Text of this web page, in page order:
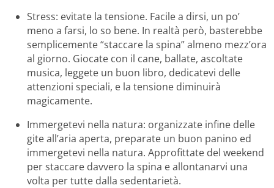
Stress: evitate la tensione. Facile a dirsi, un po’
meno a farsi, lo so bene. In realtà però, basterebbe
semplicemente “staccare la spina” almeno mezz’ora
al giorno. Giocate con il cane, ballate, ascoltate
musica, leggete un buon libro, dedicatevi delle
attenzioni speciali, e la tensione diminuirà
magicamente.
Immergetevi nella natura: organizzate infine delle
gite all’aria aperta, preparate un buon panino ed
immergetevi nella natura. Approfittate del weekend
per staccare davvero la spina e allontanarvi una
volta per tutte dalla sedentarietà.